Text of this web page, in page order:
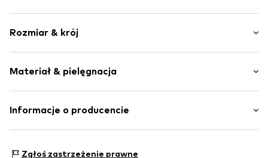
Jeans
Mocny efekt sprania
Obszyte brzegi
5 kieszeni
Twardy w dotyku
Rozmiar & krój
Krój: Slimfit
Krój: Wąski krój
Materiał & pielęgnacja
Materiał: 70% Bawełna, 27% Poliester - PES, 3% Elastan
Informacje o producencie
Zgłoś zastrzeżenie prawne